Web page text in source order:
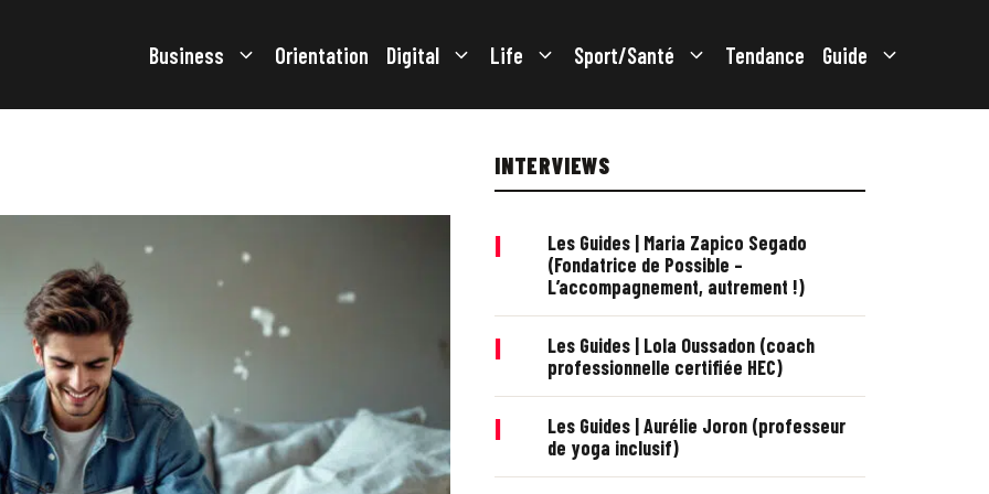
Business Orientation Digital Life Sport/Santé Tendance Guide
INTERVIEWS
|
Les Guides | Maria Zapico Segado
(Fondatrice de Possible –
L’accompagnement, autrement !)
|
Les Guides | Lola Oussadon (coach
professionnelle certifiée HEC)
|
Les Guides | Aurélie Joron (professeur
de yoga inclusif)